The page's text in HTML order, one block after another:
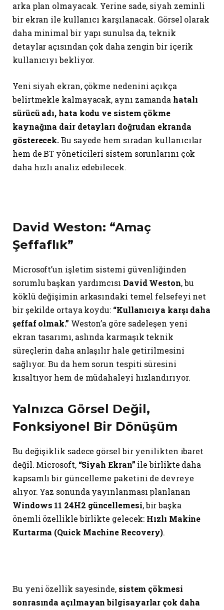
arka plan olmayacak. Yerine sade, siyah zeminli
bir ekran ile kullanıcı karşılanacak. Görsel olarak
daha minimal bir yapı sunulsa da, teknik
detaylar açısından çok daha zengin bir içerik
kullanıcıyı bekliyor.
Yeni siyah ekran, çökme nedenini açıkça
belirtmekle kalmayacak, aynı zamanda hatalı
sürücü adı, hata kodu ve sistem çökme
kaynağına dair detayları doğrudan ekranda
gösterecek.Bu sayede hem sıradan kullanıcılar
hem de BT yöneticileri sistem sorunlarını çok
daha hızlı analiz edebilecek.
David Weston: “Amaç
Şeffaflık”
Microsoft’un işletim sistemi güvenliğinden
sorumlu başkan yardımcısı David Weston, bu
köklü değişimin arkasındaki temel felsefeyi net
bir şekilde ortaya koydu: “Kullanıcıya karşı daha
şeffaf olmak.” Weston’a göre sadeleşen yeni
ekran tasarımı, aslında karmaşık teknik
süreçlerin daha anlaşılır hale getirilmesini
sağlıyor. Bu da hem sorun tespiti süresini
kısaltıyor hem de müdahaleyi hızlandırıyor.
Yalnızca Görsel Değil,
Fonksiyonel Bir Dönüşüm
Bu değişiklik sadece görsel bir yenilikten ibaret
değil. Microsoft, “Siyah Ekran” ile birlikte daha
kapsamlı bir güncelleme paketini de devreye
alıyor. Yaz sonunda yayınlanması planlanan
Windows 11 24H2 güncellemesi, bir başka
önemli özellikle birlikte gelecek: Hızlı Makine
Kurtarma (Quick Machine Recovery).
Bu yeni özellik sayesinde, sistem çökmesi
sonrasında açılmayan bilgisayarlar çok daha